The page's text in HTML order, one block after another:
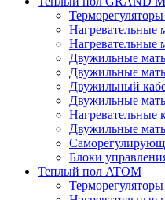
Нагревательные
Нагревательные
Двужильные
Двужильные
Двужильный
Двужильные
Нагревательные
Двужильные
Блоки
Теплый пол ATOM